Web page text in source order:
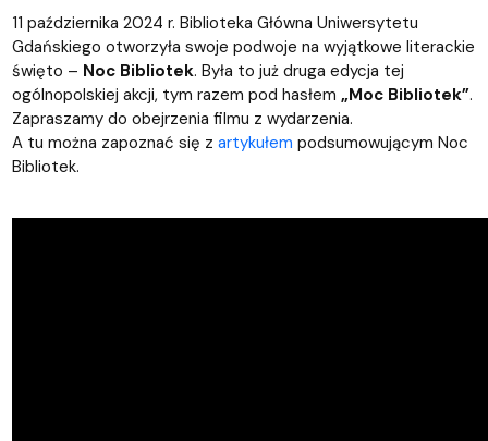
11 października 2024 r. Biblioteka Główna Uniwersytetu
Gdańskiego otworzyła swoje podwoje na wyjątkowe literackie
święto – Noc Bibliotek. Była to już druga edycja tej
ogólnopolskiej akcji, tym razem pod hasłem „Moc Bibliotek”.
Zapraszamy do obejrzenia filmu z wydarzenia.
A tu można zapoznać się z artykułem podsumowującym Noc
Bibliotek.